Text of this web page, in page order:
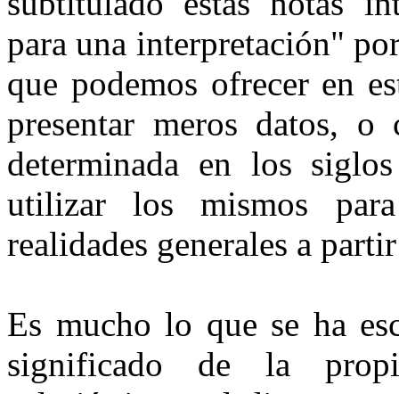
para una interpretación"
que podemos ofrecer en
presentar meros datos, o
determinada en los
utilizar los mismos
realidades generales a
Es mucho lo que se ha
significado de la